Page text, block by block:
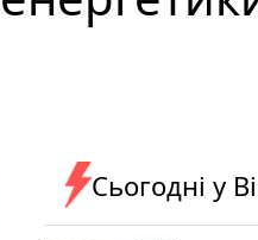
Сьогодні у